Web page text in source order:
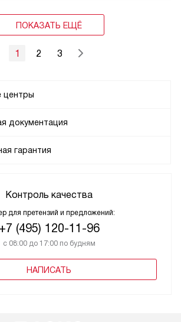
ПОКАЗАТЬ ЕЩЁ
1 2 3
центры
документация
гарантия
Контроль качества
для претензий и предложений:
+7 (495) 120-11-96
с 08:00 до 17:00 по будням
НАПИСАТЬ